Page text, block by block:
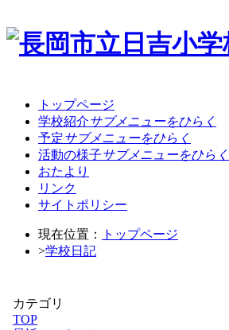
トップページ
学校紹介サブメニューをひらく
予定サブメニューをひらく
活動の様子サブメニューをひらく
おたより
リンク
サイトポリシー
現在位置：
トップページ
>学校日記